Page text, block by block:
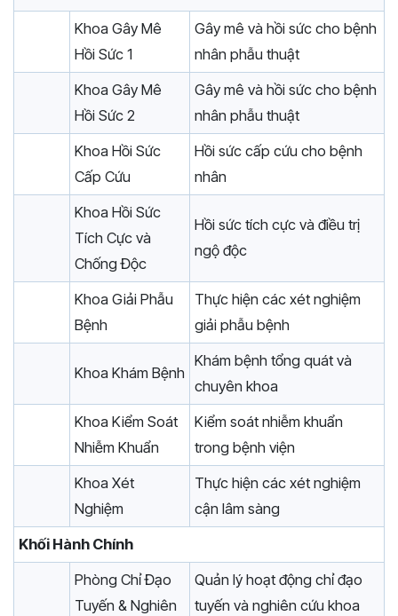
Khoa Gây Mê
Hồi Sức 1
Gây mê và hồi sức cho bệnh
nhân phẫu thuật
Khoa Gây Mê
Hồi Sức 2
Gây mê và hồi sức cho bệnh
nhân phẫu thuật
Khoa Hồi Sức
Cấp Cứu
Hồi sức cấp cứu cho bệnh
nhân
Khoa Hồi Sức
Tích Cực và
Chống Độc
Hồi sức tích cực và điều trị
ngộ độc
Khoa Giải Phẫu
Bệnh
Thực hiện các xét nghiệm
giải phẫu bệnh
Khoa Khám Bệnh
Khám bệnh tổng quát và
chuyên khoa
Khoa Kiểm Soát
Nhiễm Khuẩn
Kiểm soát nhiễm khuẩn
trong bệnh viện
Khoa Xét
Nghiệm
Thực hiện các xét nghiệm
cận lâm sàng
Khối Hành Chính
Phòng Chỉ Đạo
Tuyến & Nghiên
Quản lý hoạt động chỉ đạo
tuyến và nghiên cứu khoa